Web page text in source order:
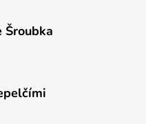
Šroubka